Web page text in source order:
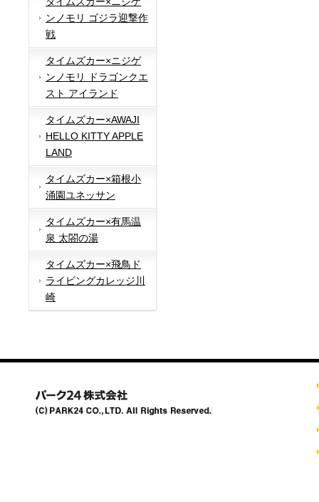
ンノモリ ゴジラ迎撃作
戦
タイムズカー×ニジゲ
ンノモリ ドラゴンクエ
スト アイランド
タイムズカー×AWAJI
HELLO KITTY APPLE
LAND
タイムズカー×箱根小
涌園ユネッサン
タイムズカー×有馬温
泉 太閤の湯
タイムズカー×飛鳥ド
ライビングカレッジ川
崎